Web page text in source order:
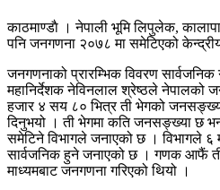
काठमाण्डाै । नेपाली भूमि लिपुलेक,
पनि जनगणना २०७८ मा समेटिएको
जनगणनाको प्रारम्भिक विवरण सार्वजनिक
महानिर्देशक नेविनलाल श्रेष्ठले
हजार ४ सय ८० भित्र ती भेगको
दिनुभयो । ती भेगमा कति जनसङ्ख्या छ
समेटिने विभागले जनाएको छ । विभागले ६
सार्वजनिक हुने जनाएको छ । गणक आफैं
माध्यमबाट जनगणना गरिएको थियो ।